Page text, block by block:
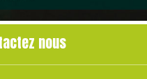
nous